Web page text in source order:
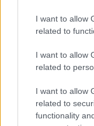
I want to allow
related to
I want to allow
related to
I want to allow
related to
functionality
Abbonamento
annuale e carnet
PIÙ LETTI
5 segreti per